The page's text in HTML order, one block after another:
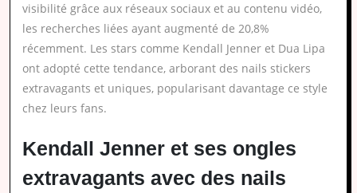
visibilité grâce aux réseaux sociaux et au contenu vidéo,
les recherches liées ayant augmenté de 20,8%
récemment. Les stars comme Kendall Jenner et Dua Lipa
ont adopté cette tendance, arborant des nails stickers
extravagants et uniques, popularisant davantage ce style
chez leurs fans.
Kendall Jenner et ses ongles
extravagants avec des nails